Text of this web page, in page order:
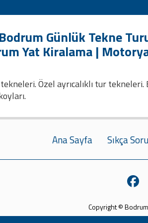
Günlük Tekne
Yat Kiralama |
Özel ayrıcalıklı tur
Ana Sayfa Sıkça
Copyright ©